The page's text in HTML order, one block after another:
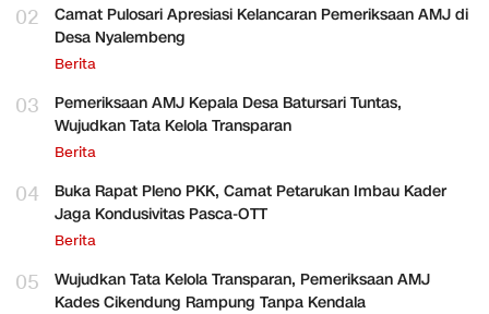
02
Camat Pulosari Apresiasi Kelancaran Pemeriksaan AMJ di
Desa Nyalembeng
Berita
03
Pemeriksaan AMJ Kepala Desa Batursari Tuntas,
Wujudkan Tata Kelola Transparan
Berita
04
Buka Rapat Pleno PKK, Camat Petarukan Imbau Kader
Jaga Kondusivitas Pasca-OTT
Berita
05
Wujudkan Tata Kelola Transparan, Pemeriksaan AMJ
Kades Cikendung Rampung Tanpa Kendala